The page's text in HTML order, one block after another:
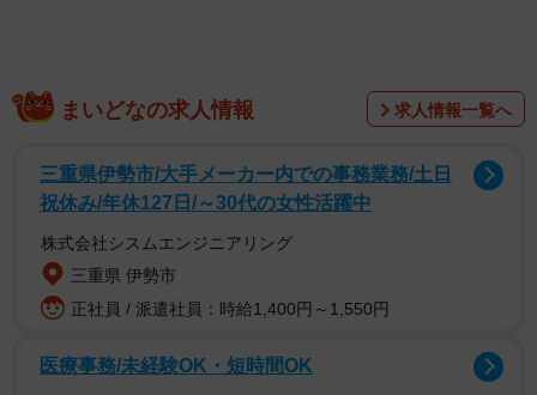
まいどなの求人情報 求人情報一覧へ
三重県伊勢市/大手メーカー内での事務業務/土日
祝休み/年休127日/～30代の女性活躍中
株式会社シスムエンジニアリング
三重県 伊勢市
正社員 / 派遣社員：時給1,400円～1,550円
医療事務/未経験OK・短時間OK